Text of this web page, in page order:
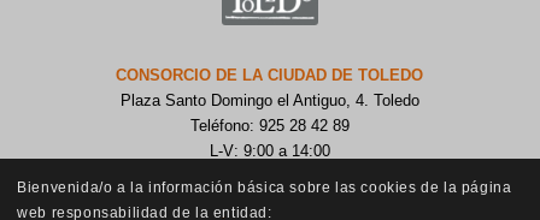
CONSORCIO DE LA CIUDAD DE TOLEDO
Plaza Santo Domingo el Antiguo, 4. Toledo
Teléfono: 925 28 42 89
L-V: 9:00 a 14:00
Bienvenida/o a la información básica sobre las cookies de la página
web responsabilidad de la entidad: